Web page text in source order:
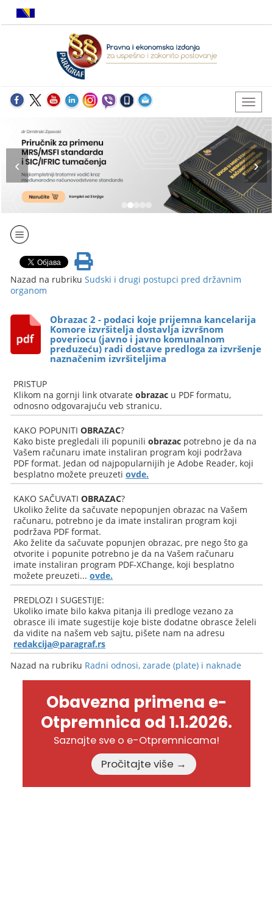
Nazad na rubrikuSudski i drugi postupci pred državnim
organom
Obrazac 2 - podaci koje prijemna kancelarija
Komore izvršitelja dostavlja izvršnom
poveriocu (javno i javno komunalnom
preduzeću) radi dostave predloga za izvršenje
naznačenim izvršiteljima
PRISTUP
Klikom na gornji link otvarateobrazac u PDF formatu,
odnosno odgovarajuću veb stranicu.
KAKO POPUNITIOBRAZAC?
Kako biste pregledali ili popuniliobrazac potrebno je da na
Vašem računaru imate instaliran program koji podržava
PDF format. Jedan od najpopularnijih je Adobe Reader, koji
besplatno možete preuzetiovde.
KAKO SAČUVATIOBRAZAC?
Ukoliko želite da sačuvate nepopunjen obrazac na Vašem
računaru, potrebno je da imate instaliran program koji
podržava PDF format.
Ako želite da sačuvate popunjen obrazac, pre nego što ga
otvorite i popunite potrebno je da na Vašem računaru
imate instaliran program PDF-XChange, koji besplatno
možete preuzeti...ovde.
PREDLOZI I SUGESTIJE:
Ukoliko imate bilo kakva pitanja ili predloge vezano za
obrasce ili imate sugestije koje biste dodatne obrasce želeli
da vidite na našem veb sajtu, pišete nam na adresu
redakcija@paragraf.rs
Nazad na rubriku Radni odnosi, zarade (plate) i naknade
Obavezna primena e-
Otpremnica od 1.1.2026.
Saznajte sve o e-Otpremnicama!
Pročitajte više →